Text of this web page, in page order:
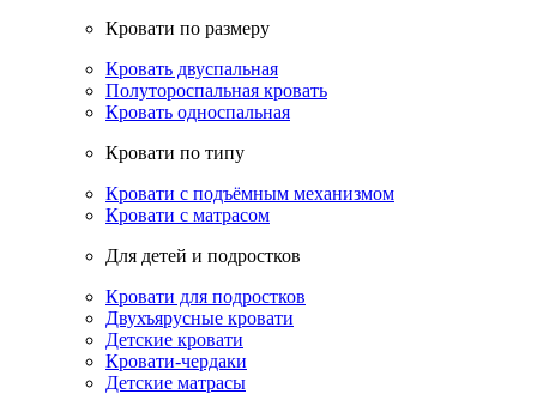
Кровати по размеру
Кровать двуспальная
Полутороспальная кровать
Кровать односпальная
Кровати по типу
Кровати с подъёмным механизмом
Кровати с матрасом
Для детей и подростков
Кровати для подростков
Двухъярусные кровати
Детские кровати
Кровати-чердаки
Детские матрасы